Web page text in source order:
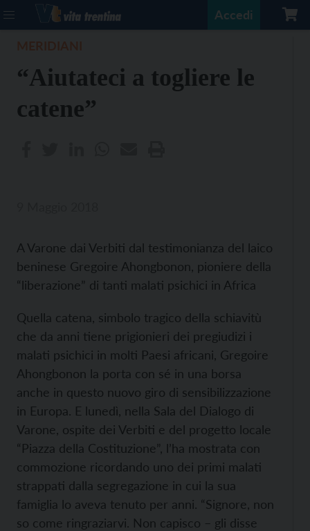
Accedi
“Aiutateci a togliere le
catene”
A Varone dai Verbiti dal testimonianza del laico
beninese Gregoire Ahongbonon, pioniere della
“liberazione” di tanti malati psichici in Africa
Quella catena, simbolo tragico della schiavitù
che da anni tiene prigionieri dei pregiudizi i
malati psichici in molti Paesi africani, Gregoire
Ahongbonon la porta con sé in una borsa
anche in questo nuovo giro di sensibilizzazione
in Europa. E lunedì, nella Sala del Dialogo di
Varone, ospite dei Verbiti e del progetto locale
“Piazza della Costituzione”, l’ha mostrata con
commozione ricordando uno dei primi malati
strappati dalla segregazione in cui la sua
famiglia lo aveva tenuto per anni. “Signore, non
so come ringraziarvi. Non capisco – gli disse